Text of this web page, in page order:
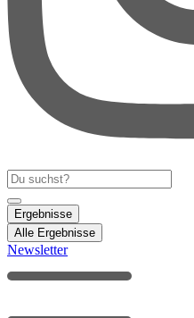
Search
...
Ergebnisse
Alle Ergebnisse
Newsletter